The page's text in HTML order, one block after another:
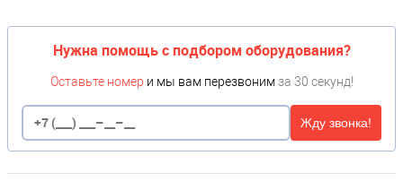
Нужна помощь с подбором оборудования?
Оставьте номер и мы вам перезвоним за 30 секунд!
Жду звонка!